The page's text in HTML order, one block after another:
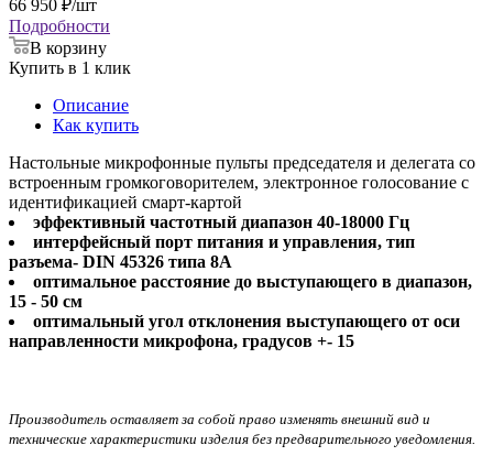
66 950 ₽/шт
Подробности
В корзину
Купить в 1 клик
Описание
Как купить
Настольные микрофонные пульты председателя и делегата со
встроенным громкоговорителем, электронное голосование с
идентификацией смарт-картой
эффективный частотный диапазон 40-18000 Гц
интерфейсный порт питания и управления, тип
разъема- DIN 45326 типа 8A
оптимальное расстояние до выступающего в диапазон,
15 - 50 см
оптимальный угол отклонения выступающего от оси
направленности микрофона, градусов +- 15
Производитель оставляет за собой право изменять внешний вид и
технические характеристики изделия без предварительного уведомления.